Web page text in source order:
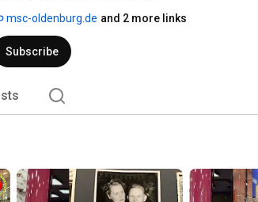
msc-oldenburg.de and 2 more links
Subscribe